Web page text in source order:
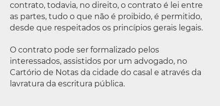
contrato, todavia, no direito, o contrato é lei entre
as partes, tudo o que não é proibido, é permitido,
desde que respeitados os princípios gerais legais.
O contrato pode ser formalizado pelos
interessados, assistidos por um advogado, no
Cartório de Notas da cidade do casal e através da
lavratura da escritura pública.